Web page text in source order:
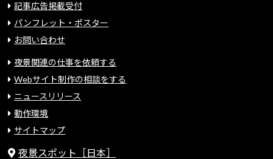
記事広告掲載受付
パンフレット・ポスター
お問い合わせ
夜景関連の仕事を依頼する
Webサイト制作の相談をする
ニュースリリース
動作環境
サイトマップ
夜景スポット［日本］